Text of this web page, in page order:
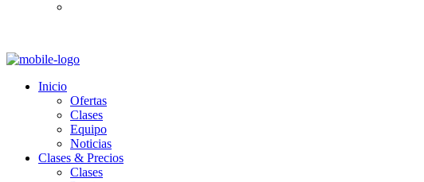
Inicio
Ofertas
Clases
Equipo
Noticias
Clases & Precios
Clases